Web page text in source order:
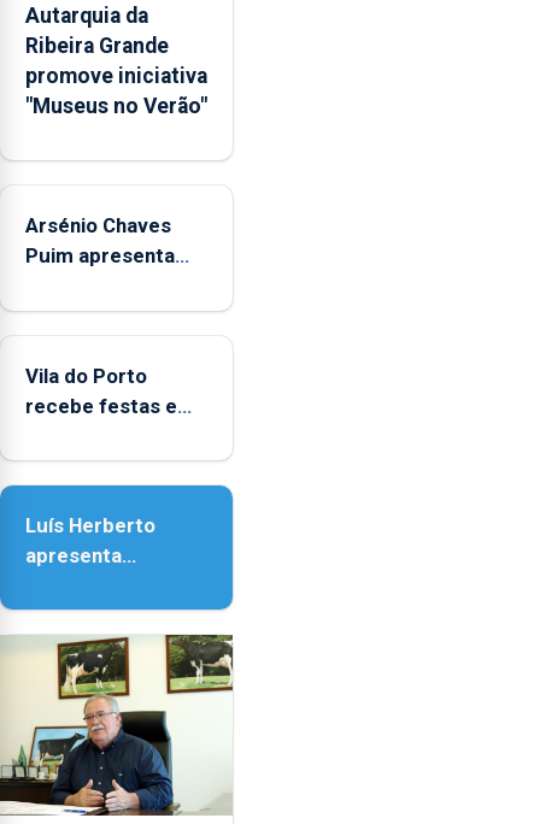
na
Rede
Municipal
de
aos
durante
o
de
entre
as
e
as
18h00.
Autarquia da
Ribeira Grande
promove iniciativa
"Museus no Verão"
Arsénio Chaves
Puim apresenta
de Vila do Porto
Vila do Porto
recebe festas em
Senhora da
Luís Herberto
apresenta
Paisagem’